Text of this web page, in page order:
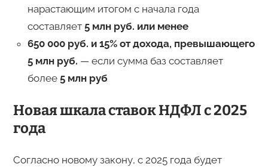
нарастающим итогом с начала года
составляет 5 млн руб. или менее
650 000 руб. и 15% от дохода, превышающего
5 млн руб. — если сумма баз составляет
более 5 млн руб
Новая шкала ставок НДФЛ с 2025
года
Согласно новому закону, с 2025 года будет